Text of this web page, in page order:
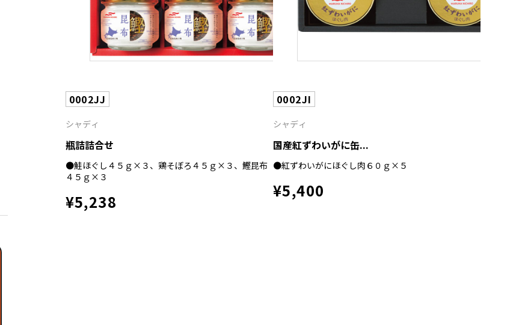
0002JJ
シャディ
瓶詰詰合せ
●鮭ほぐし４５ｇ×３、鶏そぼろ４５ｇ×３、鰹昆布
４５ｇ×３
¥5,238
0002JI
シャディ
国産紅ずわいがに缶...
●紅ずわいがにほぐし肉６０ｇ×５
¥5,400